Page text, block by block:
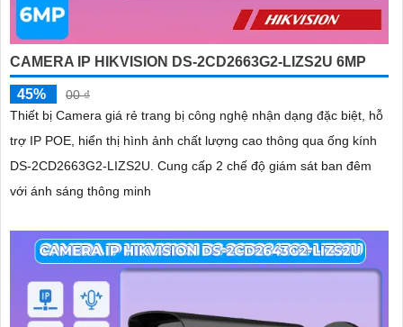
CAMERA IP HIKVISION DS-2CD2663G2-LIZS2U 6MP
45%
00 ₫
Thiết bị Camera giá rẻ trang bị công nghệ nhận dạng đặc biệt, hỗ
trợ IP POE, hiển thị hình ảnh chất lượng cao thông qua ống kính
DS-2CD2663G2-LIZS2U. Cung cấp 2 chế độ giám sát ban đêm
với ánh sáng thông minh